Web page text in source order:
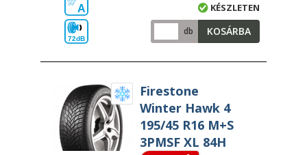
A
72dB
KÉSZLETEN
db KOSÁRBA
Firestone
Winter Hawk 4
195/45 R16 M+S
3PMSF XL 84H